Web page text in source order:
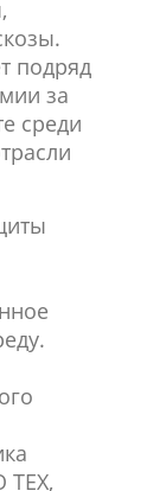
подряд
за
среди
TEX,